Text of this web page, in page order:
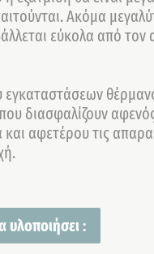
Ακόμα
εύκολα από
διασφαλίζουν
αφετέρου τις
υλοποιήσει :